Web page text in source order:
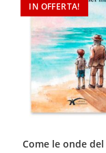
IN OFFERTA!
Come le onde